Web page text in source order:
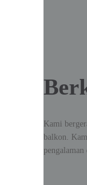
Kami
balkon.